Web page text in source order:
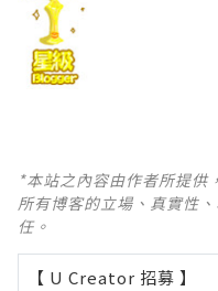
*本站之內容由作者所提供
所有博客的立場、真實性
任。
【 U Creator 招募 】